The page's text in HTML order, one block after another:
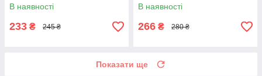
В наявності
233 ₴ 245 ₴
В наявності
266 ₴ 280 ₴
Показати ще